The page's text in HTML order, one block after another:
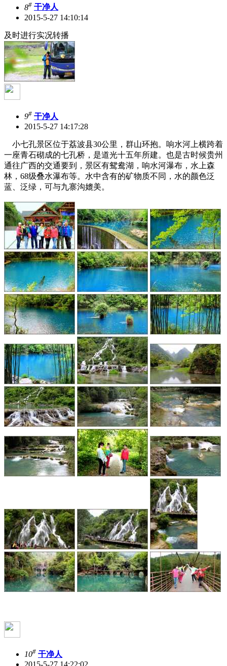
8# 干净人
2015-5-27 14:10:14
及时进行实况转播
9# 干净人
2015-5-27 14:17:28
小七孔景区位于荔波县30公里，群山环抱。响水河上横跨着
一座青石砌成的七孔桥，是道光十五年所建。也是古时候贵州
通往广西的交通要到，景区有鸳鸯湖，响水河瀑布，水上森
林，68级叠水瀑布等。水中含有的矿物质不同，水的颜色泛
蓝、泛绿，可与九寨沟媲美。
10# 干净人